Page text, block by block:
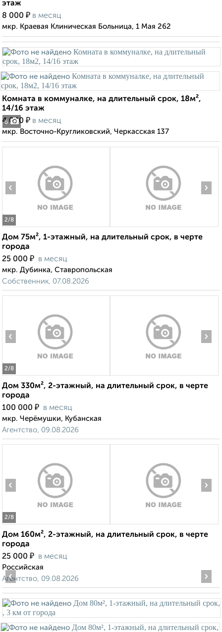
этаж
8 000 ₽ в месяц
мкр. Краевая Клиническая Больница, 1 Мая 262
6
Комната в коммуналке, на длительный срок, 18м²,
14/16 этаж
4 000 ₽ в месяц
мкр. Восточно-Кругликовский, Черкасская 137
2/8
‹ ›
Дом 75м², 1-этажный, на длительный срок, в черте
города
25 000 ₽ в месяц
мкр. Дубинка, Ставропольская
Собственник, 07.08.2026
2/8
‹ ›
Дом 330м², 2-этажный, на длительный срок, в черте
города
100 000 ₽ в месяц
мкр. Черёмушки, Кубанская
Агентство, 09.08.2026
2/8
‹ ›
Дом 160м², 2-этажный, на длительный срок, в черте
города
25 000 ₽ в месяц
Российская
Агентство, 09.08.2026
‹ ›